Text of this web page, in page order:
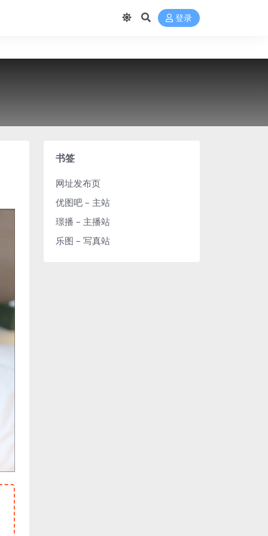
登录
书签
网址发布页
优图吧 – 主站
璟播 – 主播站
乐图 – 写真站